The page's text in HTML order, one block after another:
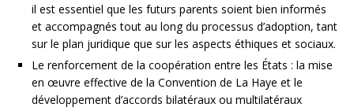
il est essentiel que les futurs parents soient bien informés
et accompagnés tout au long du processus d’adoption, tant
sur le plan juridique que sur les aspects éthiques et sociaux.
Le renforcement de la coopération entre les États : la mise
en œuvre effective de la Convention de La Haye et le
développement d’accords bilatéraux ou multilatéraux